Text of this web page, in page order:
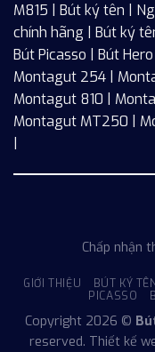
M815
Bút ký tên
chính hãng
Bút ký
Bút Picasso
Bút Hero
Montagut 254
Montagut 810
Montagut MT250
Chấp nhận
GIỚI THIỆU BÚT KÝ TÊN
PICASSO
Copyright 2026 ©
reserved. Thiết kế